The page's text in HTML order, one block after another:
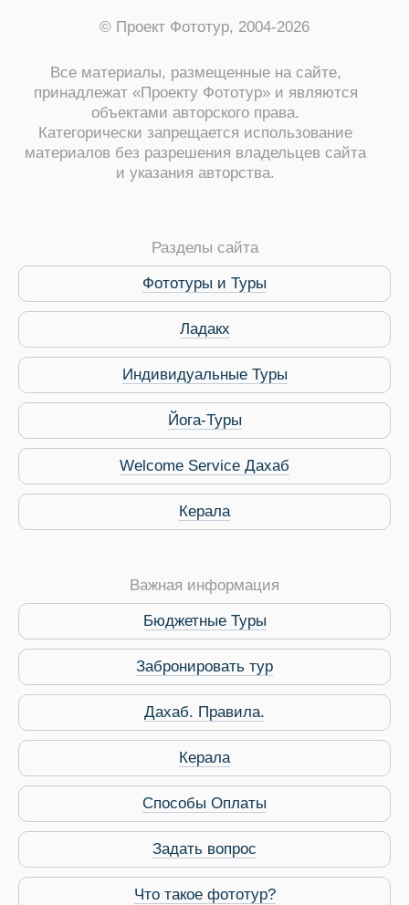
Виза в Индию
© Проект Фототур, 2004-2026
Все материалы, размещенные на сайте,
принадлежат «Проекту Фототур» и являются
объектами авторского права.
Категорически запрещается использование
материалов без разрешения владельцев сайта
и указания авторства.
Разделы сайта
Фототуры и Туры
Ладакх
Индивидуальные Туры
Йога-Туры
Welcome Service Дахаб
Керала
Важная информация
Бюджетные Туры
Забронировать тур
Дахаб. Правила.
Керала
Способы Оплаты
Задать вопрос
Что такое фототур?